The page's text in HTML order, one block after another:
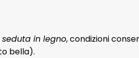
in legno, condizioni
bella).